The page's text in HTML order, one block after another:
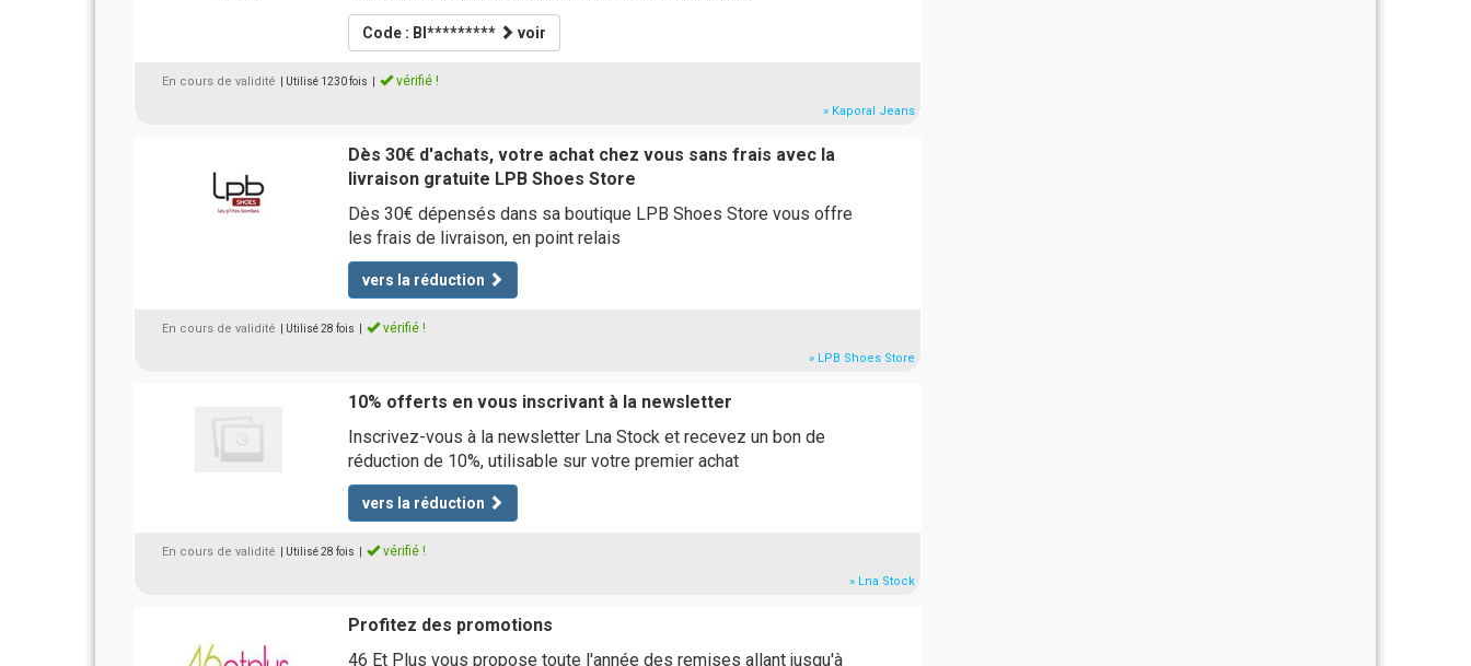
Code : BI********* voir
En cours de validité | Utilisé 1230 fois vérifié !
» Kaporal Jeans
Dès 30€ d'achats, votre achat chez vous sans frais avec la
livraison gratuite LPB Shoes Store
Dès 30€ dépensés dans sa boutique LPB Shoes Store vous offre
les frais de livraison, en point relais
vers la réduction
En cours de validité | Utilisé 28 fois vérifié !
» LPB Shoes Store
10% offerts en vous inscrivant à la newsletter
Inscrivez-vous à la newsletter Lna Stock et recevez un bon de
réduction de 10%, utilisable sur votre premier achat
vers la réduction
En cours de validité | Utilisé 28 fois vérifié !
» Lna Stock
Profitez des promotions
46 Et Plus vous propose toute l'année des remises allant jusqu'à